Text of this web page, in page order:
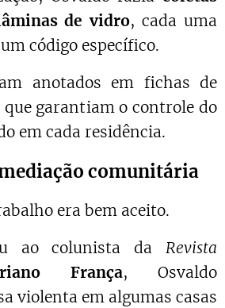
de vidro, cada uma
código específico.
anotados em fichas de
garantiam o controle do
em cada residência.
comunitária
era bem aceito.
ao colunista da Revista
França, Osvaldo
violenta em algumas casas